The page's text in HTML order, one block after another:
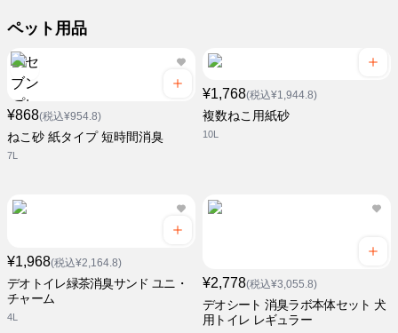
ペット用品
¥868(税込¥954.8)
ねこ砂 紙タイプ 短時間消臭
7L
¥1,768(税込¥1,944.8)
複数ねこ用紙砂
10L
¥1,968(税込¥2,164.8)
デオトイレ緑茶消臭サンド ユニ・
チャーム
4L
¥2,778(税込¥3,055.8)
デオシート 消臭ラボ本体セット 犬
用トイレ レギュラー